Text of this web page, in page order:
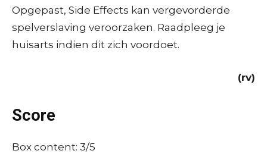
Opgepast, Side Effects kan vergevorderde
spelverslaving veroorzaken. Raadpleeg je
huisarts indien dit zich voordoet.
(rv)
Score
Box content: 3/5